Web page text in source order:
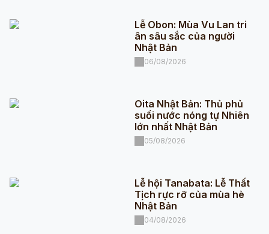
Lễ Obon: Mùa Vu Lan tri
ân sâu sắc của người
Nhật Bản
06/08/2026
Oita Nhật Bản: Thủ phủ
suối nước nóng tự Nhiên
lớn nhất Nhật Bản
05/08/2026
Lễ hội Tanabata: Lễ Thất
Tịch rực rỡ của mùa hè
Nhật Bản
04/08/2026